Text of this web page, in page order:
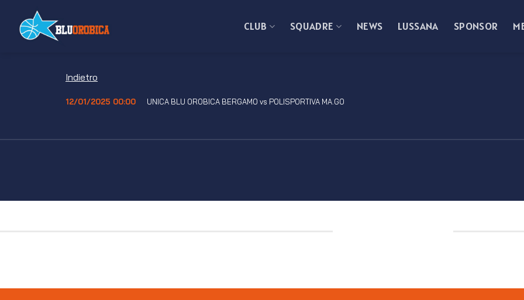
contenuti
CLUB SQUADRE NEWS LUSSANA SPONSOR
Indietro
12/01/2025 00:00 UNICA BLU OROBICA BERGAMO vs POLISPORTIVA MA.GO